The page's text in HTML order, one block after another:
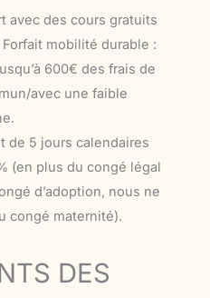
avec des cours gratuits
mobilité durable :
600€ des frais de
avec une faible
de 5 jours calendaires
(en plus du congé légal
d’adoption, nous ne
congé maternité).
DES